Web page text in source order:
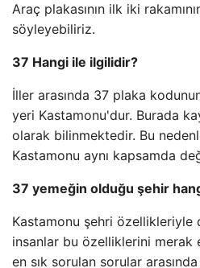
Araç plakasının ilk iki
söyleyebiliriz.
37 Hangi ile ilgilidir?
İller arasında 37 plaka
yeri Kastamonu'dur. Burada
olarak bilinmektedir. Bu
Kastamonu aynı kapsamda
37 yemeğin olduğu şehir
Kastamonu şehri
insanlar bu özelliklerini merak
en sık sorulan sorular